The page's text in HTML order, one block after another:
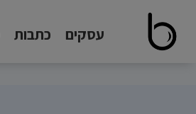
עסקים כתבות